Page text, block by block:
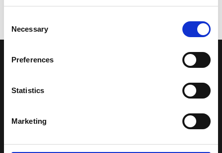
Selection
Necessary
Preferences
Statistics
Marketing
LA NOSTRA MISSION
Una comunità di appassionati della cultura tibetana che hanno
Una regione affascinante, densa di spiritualità che con i suoi
paesaggi e la sua gente è capace di riempire il cuore.